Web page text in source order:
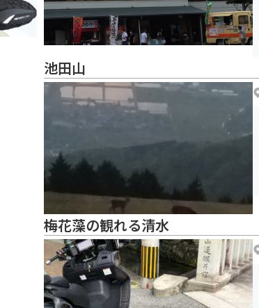
池田山
梅花藻の観れる清水